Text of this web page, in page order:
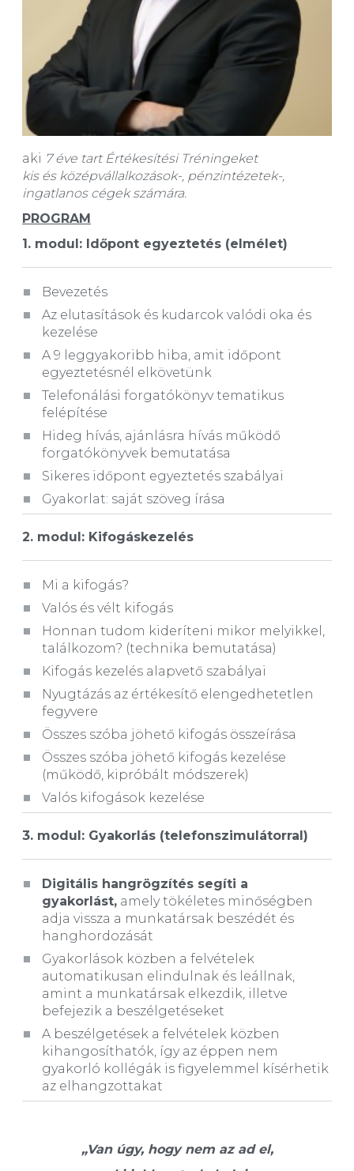
aki 7 éve tart Értékesítési Tréningeket
kis és középvállalkozások-, pénzintézetek-,
ingatlanos cégek számára.
PROGRAM
1. modul: Időpont egyeztetés (elmélet)
Bevezetés
Az elutasítások és kudarcok valódi oka és
kezelése
A 9 leggyakoribb hiba, amit időpont
egyeztetésnél elkövetünk
Telefonálási forgatókönyv tematikus
felépítése
Hideg hívás, ajánlásra hívás működő
forgatókönyvek bemutatása
Sikeres időpont egyeztetés szabályai
Gyakorlat: saját szöveg írása
2. modul: Kifogáskezelés
Mi a kifogás?
Valós és vélt kifogás
Honnan tudom kideríteni mikor melyikkel,
találkozom? (technika bemutatása)
Kifogás kezelés alapvető szabályai
Nyugtázás az értékesítő elengedhetetlen
fegyvere
Összes szóba jöhető kifogás összeírása
Összes szóba jöhető kifogás kezelése
(működő, kipróbált módszerek)
Valós kifogások kezelése
3. modul: Gyakorlás (telefonszimulátorral)
Digitális hangrögzítés segíti a
gyakorlást, amely tökéletes minőségben
adja vissza a munkatársak beszédét és
hanghordozását
Gyakorlások közben a felvételek
automatikusan elindulnak és leállnak,
amint a munkatársak elkezdik, illetve
befejezik a beszélgetéseket
A beszélgetések a felvételek közben
kihangosíthatók, így az éppen nem
gyakorló kollégák is figyelemmel kísérhetik
az elhangzottakat
„Van úgy, hogy nem az ad el,